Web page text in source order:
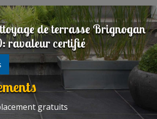
de terrasse Brignogan
ravaleur certifié
gratuits